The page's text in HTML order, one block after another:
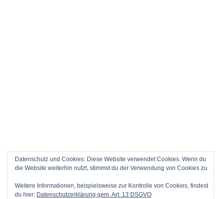
Datenschutz und Cookies: Diese Website verwendet Cookies. Wenn du
die Website weiterhin nutzt, stimmst du der Verwendung von Cookies zu.
Weitere Informationen, beispielsweise zur Kontrolle von Cookies, findest
du hier: Datenschutzerklärung gem. Art. 13 DSGVO